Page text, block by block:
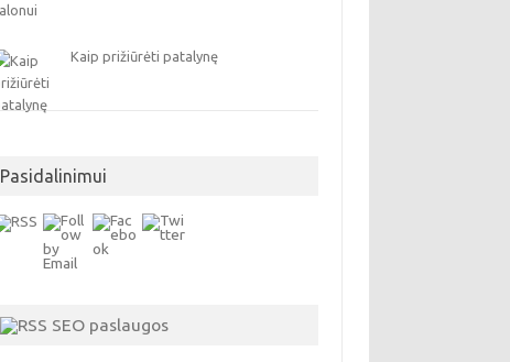
Kaip prižiūrėti patalynę
Pasidalinimui
SEO paslaugos